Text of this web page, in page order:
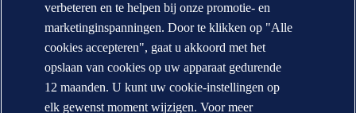
Privacy Statement
Terms of Use
Copyright © DNV AS 2026
Cookie information
verbeteren en te helpen bij onze promotie- en
marketinginspanningen. Door te klikken op "Alle
cookies accepteren", gaat u akkoord met het
opslaan van cookies op uw apparaat gedurende
12 maanden. U kunt uw cookie-instellingen op
elk gewenst moment wijzigen. Voor meer